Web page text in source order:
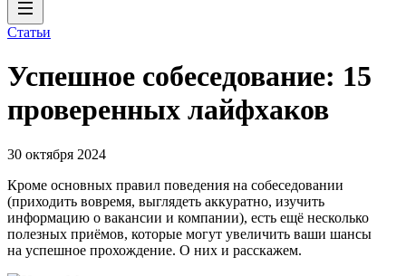
Статьи
Успешное собеседование: 15
проверенных лайфхаков
30 октября 2024
Кроме основных правил поведения на собеседовании
(приходить вовремя, выглядеть аккуратно, изучить
информацию о вакансии и компании), есть ещё несколько
полезных приёмов, которые могут увеличить ваши шансы
на успешное прохождение. О них и расскажем.